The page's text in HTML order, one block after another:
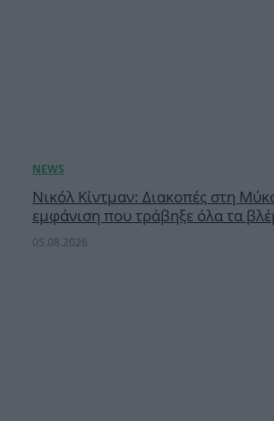
Νικόλ Κίντμαν: Διακοπές στη
εμφάνιση που τράβηξε όλα τα
05.08.2026